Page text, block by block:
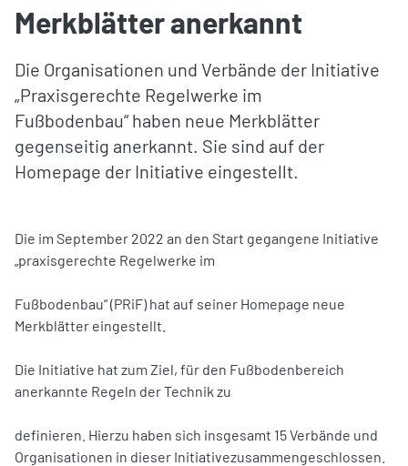
Merkblätter anerkannt
Die Organisationen und Verbände der Initiative
„Praxisgerechte Regelwerke im
Fußbodenbau“ haben neue Merkblätter
gegenseitig anerkannt. Sie sind auf der
Homepage der Initiative eingestellt.
Die im September 2022 an den Start gegangene Initiative
„praxisgerechte Regelwerke im
Fußbodenbau“ (PRiF) hat auf seiner Homepage neue
Merkblätter eingestellt.
Die Initiative hat zum Ziel, für den Fußbodenbereich
anerkannte Regeln der Technik zu
definieren. Hierzu haben sich insgesamt 15 Verbände und
Organisationen in dieser Initiativezusammengeschlossen.